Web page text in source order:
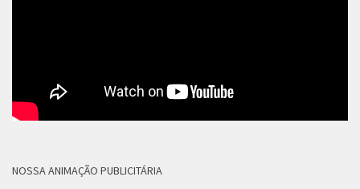
NOSSA ANIMAÇÃO PUBLICITÁRIA